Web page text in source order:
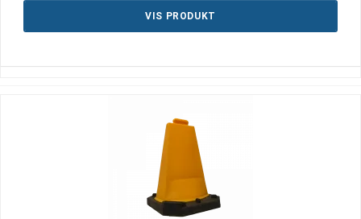
VIS PRODUKT